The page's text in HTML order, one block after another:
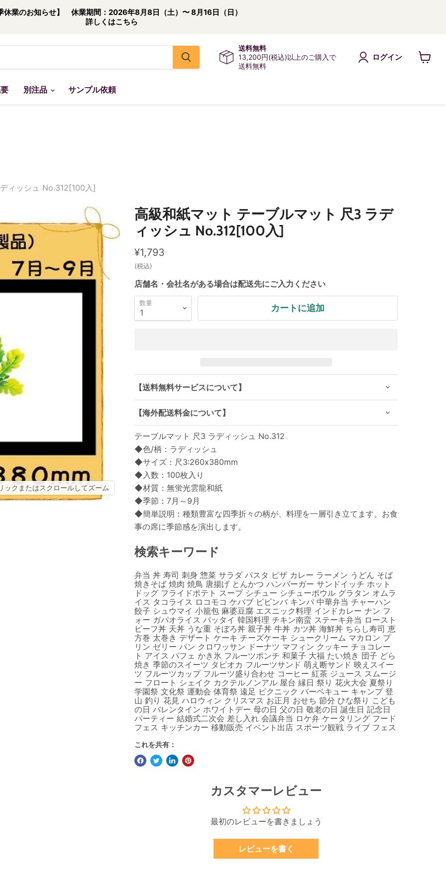
休業のお知らせ】 休業期間：2026年8月8日（土）〜 8月16日（日）
詳しくはこちら
送料無料
13,200円(税込)以上のご購入で
送料無料
ログイン
別注品 サンプル依頼
ィッシュ No.312[100入]
ックまたはスクロールしてズーム
高級和紙マット テーブルマット 尺3 ラデ
ィッシュ No.312[100入]
現在の価格
¥1,793
(税込)
店舗名・会社名がある場合は配送先にご入力ください
数量 カートに追加
【送料無料サービスについて】
【海外配送料金について】
テーブルマット 尺3 ラディッシュ No.312
◆色/柄：ラディッシュ
◆サイズ：尺3:260x380mm
◆入数：100枚入り
◆材質：無蛍光雲龍和紙
◆季節：7月～9月
◆簡単説明：種類豊富な四季折々の柄が、料理を一層引き立てます。お食
事の席に季節感を演出します。
検索キーワード
弁当 丼 寿司 刺身 惣菜 サラダ パスタ ピザ カレー ラーメン うどん そば
焼きそば 焼肉 焼鳥 唐揚げ とんかつ ハンバーガー サンドイッチ ホット
ドッグ フライドポテト スープ シチュー シチューボウル グラタン オムラ
イス タコライス ロコモコ ケバブ ビビンバ キンパ 中華弁当 チャーハン
餃子 シュウマイ 小籠包 麻婆豆腐 エスニック料理 インドカレー ナン フ
ォー ガパオライス パッタイ 韓国料理 チキン南蛮 ステーキ弁当 ロースト
ビーフ丼 天丼 うな重 そぼろ丼 親子丼 牛丼 カツ丼 海鮮丼 ちらし寿司 恵
方巻 太巻き デザート ケーキ チーズケーキ シュークリーム マカロン プ
リン ゼリー パン クロワッサン ドーナツ マフィン クッキー チョコレー
ト アイス パフェ かき氷 フルーツポンチ 和菓子 大福 たい焼き 団子 どら
焼き 季節のスイーツ タピオカ フルーツサンド 萌え断サンド 映えスイー
ツ フルーツカップ フルーツ盛り合わせ コーヒー 紅茶 ジュース スムージ
ー フロート シェイク カクテルノンアル 屋台 縁日 祭り 花火大会 夏祭り
学園祭 文化祭 運動会 体育祭 遠足 ピクニック バーベキュー キャンプ 登
山 釣り 花見 ハロウィン クリスマス お正月 おせち 節分 ひな祭り こども
の日 バレンタイン ホワイトデー 母の日 父の日 敬老の日 誕生日 記念日
パーティー 結婚式二次会 差し入れ 会議弁当 ロケ弁 ケータリング フード
フェス キッチンカー 移動販売 イベント出店 スポーツ観戦 ライブ フェス
これを共有：
カスタマーレビュー
最初のレビューを書きましょう
レビューを書く